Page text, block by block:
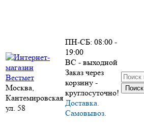
Москва,
Кантемировская
ул. 58
ПН-СБ: 08:00 -
19:00
ВС - выходной
Заказ через
корзину -
круглосуточно!
Доставка.
Самовывоз.